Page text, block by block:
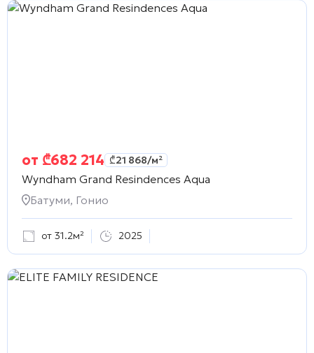
от ₾682 214 ₾21 868/м²
Wyndham Grand Resindences Aqua
Батуми, Гонио
от 31.2м² 2025